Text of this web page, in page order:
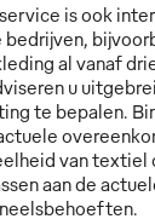
is ook
bedrijven,
al vanaf
u
te bepalen.
van textiel
aan de